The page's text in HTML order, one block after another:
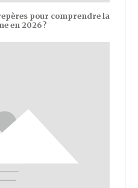
pour comprendre la
en 2026 ?